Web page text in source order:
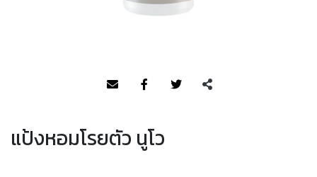
แป้งหอมโรยตัว นูโว